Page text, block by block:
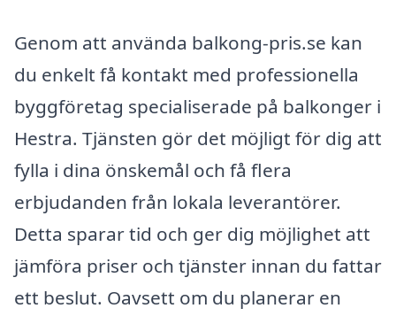
Genom att använda balkong-pris.se kan
du enkelt få kontakt med professionella
byggföretag specialiserade på balkonger i
Hestra. Tjänsten gör det möjligt för dig att
fylla i dina önskemål och få flera
erbjudanden från lokala leverantörer.
Detta sparar tid och ger dig möjlighet att
jämföra priser och tjänster innan du fattar
ett beslut. Oavsett om du planerar en